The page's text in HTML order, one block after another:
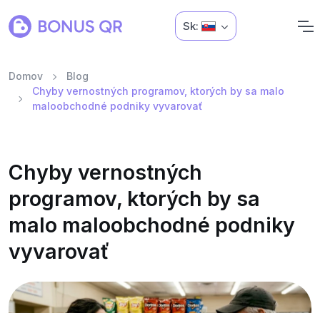
Sk:
Domov
Blog
Chyby vernostných programov, ktorých by sa malo
maloobchodné podniky vyvarovať
Chyby vernostných
programov, ktorých by sa
malo maloobchodné podniky
vyvarovať